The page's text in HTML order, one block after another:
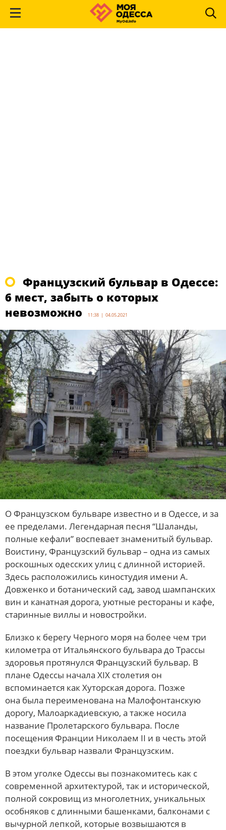
Французский бульвар в Одессе:
6 мест, забыть о которых
невозможно
11:38 | 04.05.2021
О Французском бульваре известно и в Одессе, и за
ее пределами. Легендарная песня “Шаланды,
полные кефали” воспевает знаменитый бульвар.
Воистину, Французский бульвар – одна из самых
роскошных одесских улиц с длинной историей.
Здесь расположились киностудия имени А.
Довженко и ботанический сад, завод шампанских
вин и канатная дорога, уютные рестораны и кафе,
старинные виллы и новостройки.
Близко к берегу Черного моря на более чем три
километра от Итальянского бульвара до Трассы
здоровья протянулся Французский бульвар. В
плане Одессы начала XIX столетия он
вспоминается как Хуторская дорога. Позже
она была переименована на Малофонтанскую
дорогу, Малоаркадиевскую, а также носила
название Пролетарского бульвара. После
посещения Франции Николаем II и в честь этой
поездки бульвар назвали Французским.
В этом уголке Одессы вы познакомитесь как с
современной архитектурой, так и исторической,
полной сокровищ из многолетних, уникальных
особняков с длинными башенками, балконами с
вычурной лепкой, которые возвышаются в